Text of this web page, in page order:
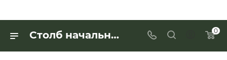
Столб начальный (заходный) сосна 80*80*1200 мм (сорт А) №3А для работы с деревянными изделиями — купить в «Интерьер Дом» 0